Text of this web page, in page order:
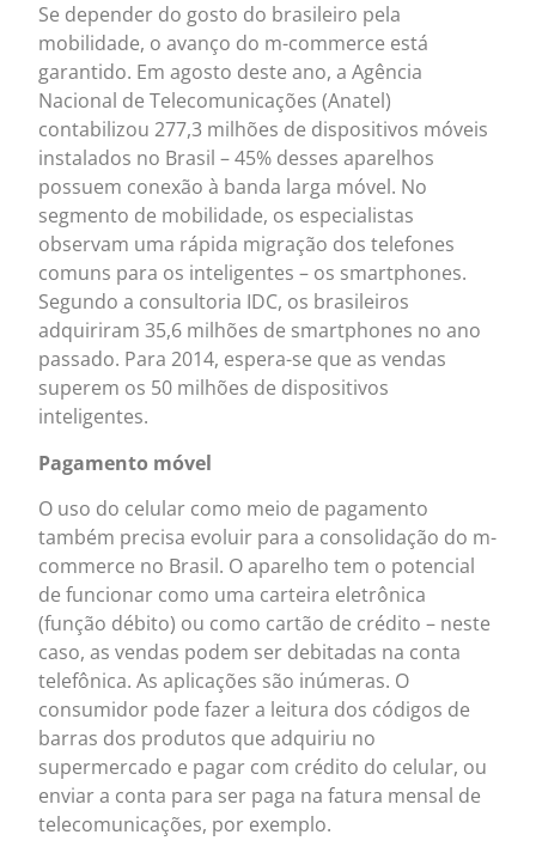
Se depender do gosto do brasileiro pela
mobilidade, o avanço do m-commerce está
garantido. Em agosto deste ano, a Agência
Nacional de Telecomunicações (Anatel)
contabilizou 277,3 milhões de dispositivos móveis
instalados no Brasil – 45% desses aparelhos
possuem conexão à banda larga móvel. No
segmento de mobilidade, os especialistas
observam uma rápida migração dos telefones
comuns para os inteligentes – os smartphones.
Segundo a consultoria IDC, os brasileiros
adquiriram 35,6 milhões de smartphones no ano
passado. Para 2014, espera-se que as vendas
superem os 50 milhões de dispositivos
inteligentes.
Pagamento móvel
O uso do celular como meio de pagamento
também precisa evoluir para a consolidação do m-
commerce no Brasil. O aparelho tem o potencial
de funcionar como uma carteira eletrônica
(função débito) ou como cartão de crédito – neste
caso, as vendas podem ser debitadas na conta
telefônica. As aplicações são inúmeras. O
consumidor pode fazer a leitura dos códigos de
barras dos produtos que adquiriu no
supermercado e pagar com crédito do celular, ou
enviar a conta para ser paga na fatura mensal de
telecomunicações, por exemplo.